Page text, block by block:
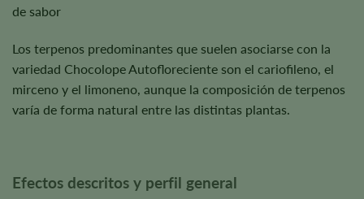
de sabor
Los terpenos predominantes que suelen asociarse con la
variedad Chocolope Autofloreciente son el cariofileno, el
mirceno y el limoneno, aunque la composición de terpenos
varía de forma natural entre las distintas plantas.
Efectos descritos y perfil general